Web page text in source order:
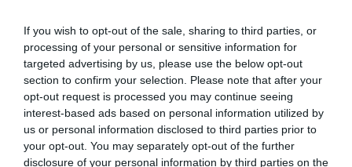
If you wish to opt-out of the sale, sharing to third parties, or
processing of your personal or sensitive information for
targeted advertising by us, please use the below opt-out
section to confirm your selection. Please note that after your
opt-out request is processed you may continue seeing
interest-based ads based on personal information utilized by
us or personal information disclosed to third parties prior to
your opt-out. You may separately opt-out of the further
disclosure of your personal information by third parties on the
PapírTigris 3.0
$$
Thai Étterem
Kínai Étterem
Pho & PadThai Gozsdu
Thai Étterem Ázsiai Étterem